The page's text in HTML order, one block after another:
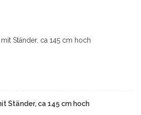
Ständer, ca 145 cm hoch